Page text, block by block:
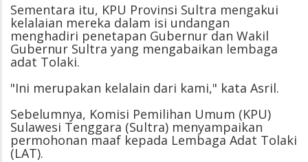
Sementara itu, KPU Provinsi Sultra mengakui
kelalaian mereka dalam isi undangan
menghadiri penetapan Gubernur dan Wakil
Gubernur Sultra yang mengabaikan lembaga
adat Tolaki.
"Ini merupakan kelalain dari kami," kata Asril.
Sebelumnya, Komisi Pemilihan Umum (KPU)
Sulawesi Tenggara (Sultra) menyampaikan
permohonan maaf kepada Lembaga Adat Tolaki
(LAT).